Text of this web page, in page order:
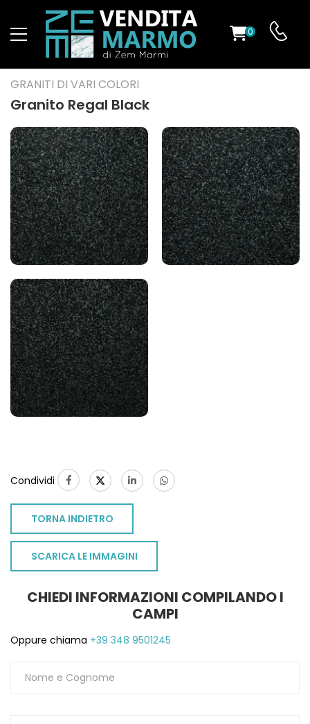
0
GRANITI DI VARI COLORI
Granito Regal Black
Condividi
TORNA INDIETRO
SCARICA LE IMMAGINI
CHIEDI INFORMAZIONI COMPILANDO I
CAMPI
Oppure chiama +39 348 9501245